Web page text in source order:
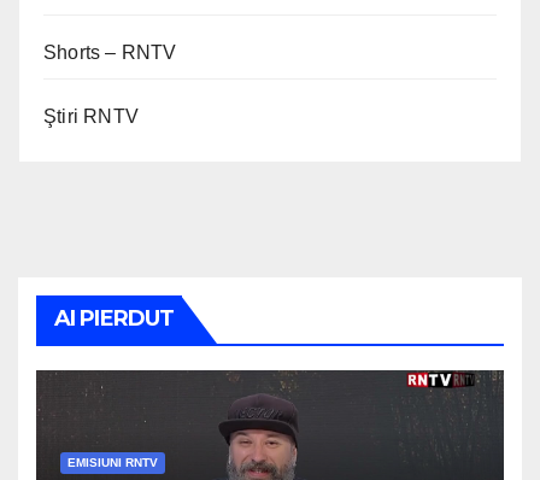
Shorts – RNTV
Ştiri RNTV
AI PIERDUT
EMISIUNI RNTV